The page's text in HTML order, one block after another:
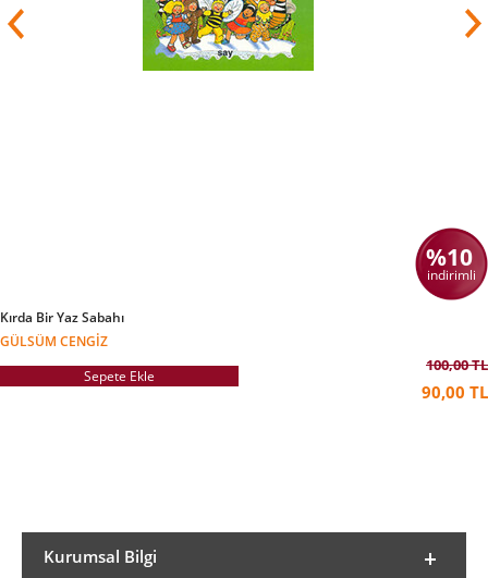
%10
indirimli
Kırda Bir Yaz Sabahı
GÜLSÜM CENGIZ
Sepete Ekle
100,00 TL
90,00 TL
Kurumsal Bilgi